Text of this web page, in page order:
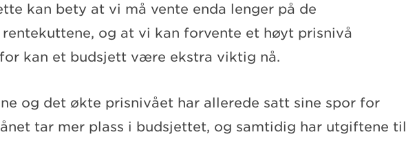
kan bety at vi må vente enda lenger på de
og at vi kan forvente et høyt prisnivå
kan et budsjett være ekstra viktig nå.
og det økte prisnivået har allerede satt sine spor for
tar mer plass i budsjettet, og samtidig har utgiftene til